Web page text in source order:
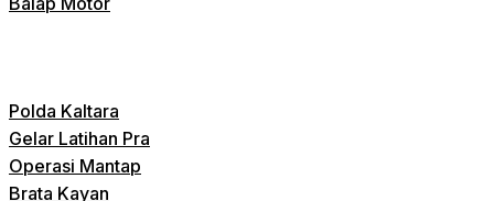
Polda Kaltara
Gelar Latihan Pra
Operasi Mantap
Brata Kayan